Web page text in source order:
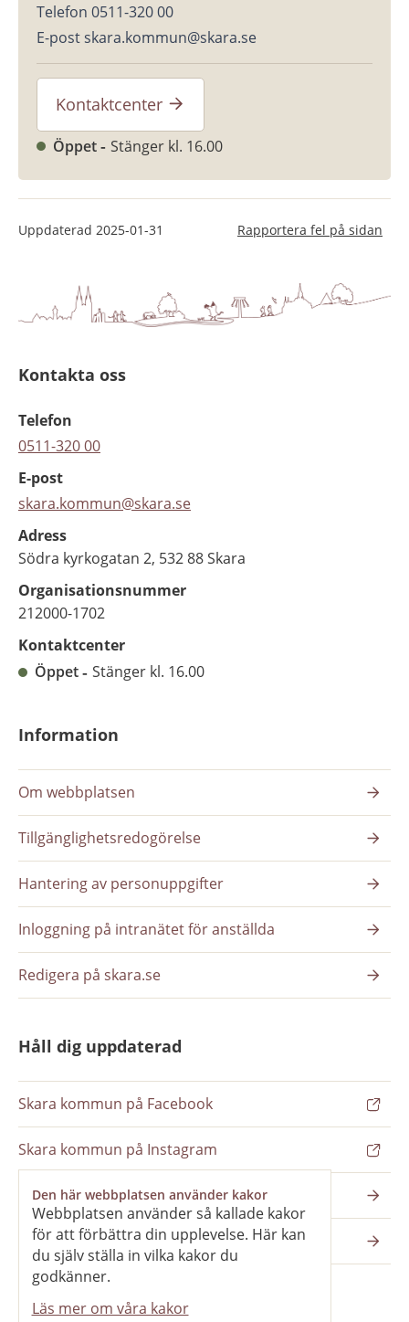
Den här webbplatsen använder kakor
Webbplatsen använder så kallade kakor
för att förbättra din upplevelse. Här kan
du själv ställa in vilka kakor du
godkänner.
Läs mer om våra kakor
Telefon 0511-320 00
E-post skara.kommun@skara.se
Kontaktcenter
Öppet Stänger kl. 16.00
Uppdaterad 2025-01-31 Rapportera fel på sidan
Kontakta oss
Telefon
0511-320 00
E-post
skara.kommun@skara.se
Adress
Södra kyrkogatan 2, 532 88 Skara
Organisationsnummer
212000-1702
Kontaktcenter
Öppet
Stänger kl. 16.00
Information
Om webbplatsen
Tillgänglighetsredogörelse
Hantering av personuppgifter
Inloggning på intranätet för anställda
Redigera på skara.se
Håll dig uppdaterad
Skara kommun på Facebook
Skara kommun på Instagram
Nyhetsbrev
Pressrum
Våra webbplatser